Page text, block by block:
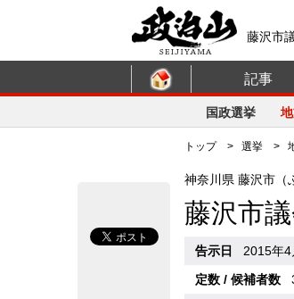
藤沢市
記事
国政選挙
トップ> 選挙 >
神奈川県 藤沢市（
藤沢市
告示日 2015年4
定数 / 候補者数